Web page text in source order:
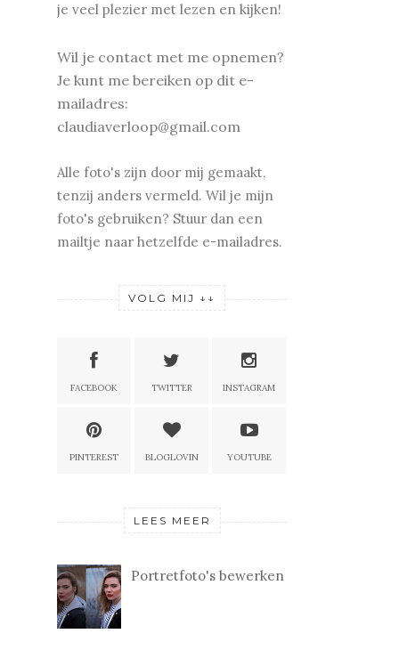
je veel plezier met lezen en kijken!
Wil je contact met me opnemen?
Je kunt me bereiken op dit e-
mailadres:
claudiaverloop@gmail.com
Alle foto's zijn door mij gemaakt,
tenzij anders vermeld. Wil je mijn
foto's gebruiken? Stuur dan een
mailtje naar hetzelfde e-mailadres.
VOLG MIJ ↓↓
FACEBOOK TWITTER INSTAGRAM
PINTEREST BLOGLOVIN YOUTUBE
LEES MEER
Portretfoto's bewerken